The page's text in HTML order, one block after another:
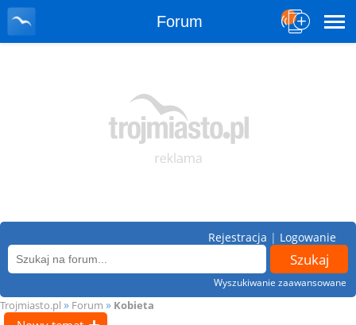
Forum
Wyszukiwanie zaawansowane
Rejestracja | Logowanie
Trojmiasto.pl » Forum » Kobieta